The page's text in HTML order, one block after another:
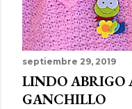
septiembre 29, 2019
LINDO ABRIGO
GANCHILLO